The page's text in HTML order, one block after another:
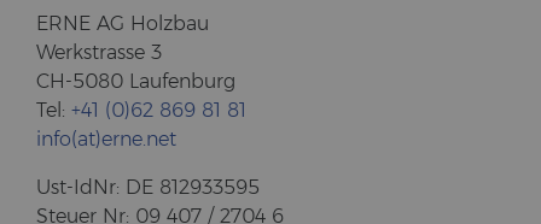
ERNE AG Holz­bau
Werk­stras­se 3
CH-5080 Lau­fen­burg
Tel: +41 (0)62 869 81 81
info(at)erne.net
Ust-​IdNr: DE 812933595
Steu­er Nr: 09 407 / 2704 6